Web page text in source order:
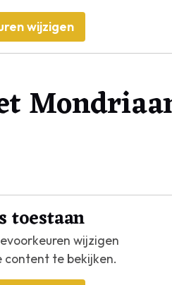
wijzigen
toestaan
wijzigen
content te bekijken.